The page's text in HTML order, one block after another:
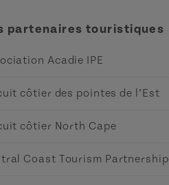
partenaires touristiques
Acadie IPE
côtier des pointes de l’Est
côtier North Cape
Coast Tourism Partnership